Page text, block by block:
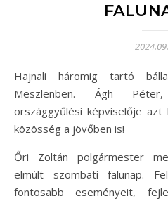
Hajnali háromig tartó bállal ért véget a falunap
Meszlenben. Ágh
országgyűlési képviselője
közösség a jövőben is!
Őri Zoltán polgármester
elmúlt szombati falunap.
fontosabb eseményeit,